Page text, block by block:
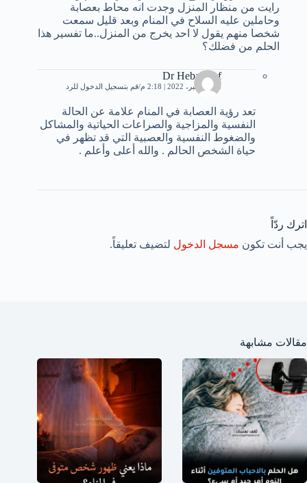
رايت من منظار المنزل وجدت انه محاط بعصابة
وحاملين عليه السلاح في المنام وبعد قليل سمعت
شخصا منهم يقول لا احد يخرج من المنزل..ما تفسير هذا
الحلم من فضلك؟
Dr Heba Atef
26 ديسمبر، 2022 | 2:18 م قم بتسجيل الدخول للرد
تعد رؤية العصابة في المنام علامة عن الحالة
النفسية والمزاجية والصراعات الحياتية والمشاكل
والضغوط النفسية والعصبية التي قد تظهر في
حياة الشخص الحالم . والله أعلى وأعلم .
اترك ردّاً
يجب أنت تكون مسجل الدخول لتضيف تعليقاً.
مقالات مشابهة